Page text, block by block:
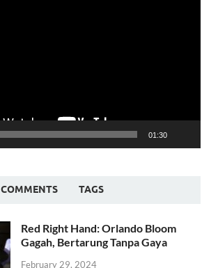
01:30
COMMENTS TAGS
Red Right Hand: Orlando Bloom
Gagah, Bertarung Tanpa Gaya
February 29, 2024